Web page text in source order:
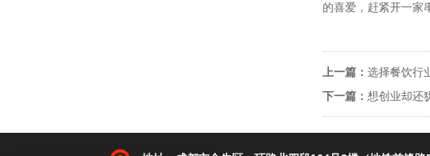
的喜爱，赶紧开一家
上一篇： 选择餐饮行
下一篇： 想创业却还